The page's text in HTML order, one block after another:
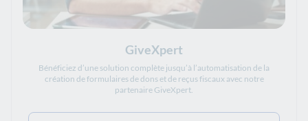
GiveXpert
Bénéficiez d’une solution complète jusqu’à l’automatisation de la
création de formulaires de dons et de reçus fiscaux avec notre
partenaire GiveXpert.